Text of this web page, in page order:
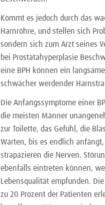
Kommt es jedoch durch das
Harnröhre, und stellen sich
sondern sich zum Arzt seines
bei Prostatahyperplasie
eine BPH können ein
schwächer werdender
Die Anfangssymptome einer
die meisten Männer
zur Toilette, das Gefühl, die
Warten, bis es endlich
strapazieren die Nerven.
ebenfalls eintreten können,
Lebensqualität empfunden.
zu 20 Prozent der Patienten